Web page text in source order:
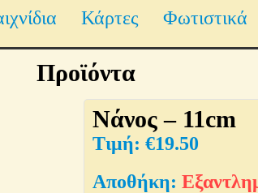
Κάρτες Φωτιστικά
Προϊόντα
Νάνος – 11cm
€19.50